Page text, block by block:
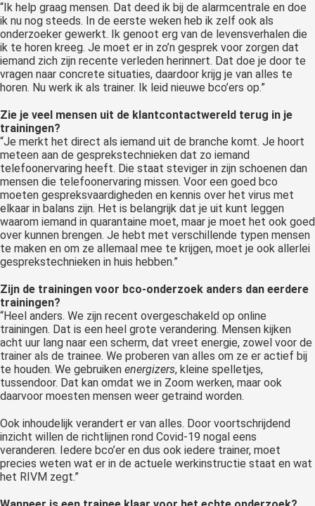
“Ik help graag mensen. Dat deed ik bij de alarmcentrale en doe
ik nu nog steeds. In de eerste weken heb ik zelf ook als
onderzoeker gewerkt. Ik genoot erg van de levensverhalen die
ik te horen kreeg. Je moet er in zo’n gesprek voor zorgen dat
iemand zich zijn recente verleden herinnert. Dat doe je door te
vragen naar concrete situaties, daardoor krijg je van alles te
horen. Nu werk ik als trainer. Ik leid nieuwe bco’ers op.”
Zie je veel mensen uit de klantcontactwereld terug in je
trainingen?
“Je merkt het direct als iemand uit de branche komt. Je hoort
meteen aan de gesprekstechnieken dat zo iemand
telefoonervaring heeft. Die staat steviger in zijn schoenen dan
mensen die telefoonervaring missen. Voor een goed bco
moeten gespreksvaardigheden en kennis over het virus met
elkaar in balans zijn. Het is belangrijk dat je uit kunt leggen
waarom iemand in quarantaine moet, maar je moet het ook goed
over kunnen brengen. Je hebt met verschillende typen mensen
te maken en om ze allemaal mee te krijgen, moet je ook allerlei
gesprekstechnieken in huis hebben.”
Zijn de trainingen voor bco-onderzoek anders dan eerdere
trainingen?
“Heel anders. We zijn recent overgeschakeld op online
trainingen. Dat is een heel grote verandering. Mensen kijken
acht uur lang naar een scherm, dat vreet energie, zowel voor de
trainer als de trainee. We proberen van alles om ze er actief bij
te houden. We gebruiken energizers, kleine spelletjes,
tussendoor. Dat kan omdat we in Zoom werken, maar ook
daarvoor moesten mensen weer getraind worden.
Ook inhoudelijk verandert er van alles. Door voortschrijdend
inzicht willen de richtlijnen rond Covid-19 nogal eens
veranderen. Iedere bco’er en dus ook iedere trainer, moet
precies weten wat er in de actuele werkinstructie staat en wat
het RIVM zegt.”
website-
van